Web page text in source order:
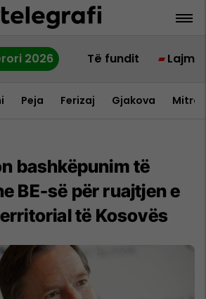
2026 Të fundit Lajme
Peja Ferizaj Gjakova
bashkëpunim të
BE-së për ruajtjen e
të Kosovës